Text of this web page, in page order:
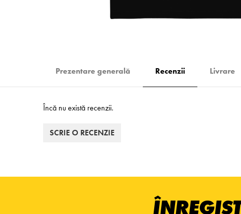
Prezentare generală Recenzii Livrare
Încă nu există recenzii.
SCRIE O RECENZIE